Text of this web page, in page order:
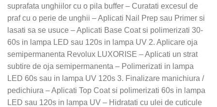
suprafata unghiilor cu o pila buffer – Curatati excesul de
praf cu o perie de unghii – Aplicati Nail Prep sau Primer si
lasati sa se usuce – Aplicati Base Coat si polimerizati 30-
60s in lampa LED sau 120s in lampa UV 2. Aplicare oja
semipermanenta Revolux LUXORISE – Aplicati un strat
subtire de oja semipermanenta – Polimerizati in lampa
LED 60s sau in lampa UV 120s 3. Finalizare manichiura /
pedichiura – Aplicati Top Coat si polimerizati 60s in lampa
LED sau 120s in lampa UV – Hidratati cu ulei de cuticule